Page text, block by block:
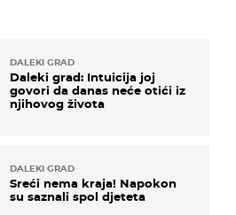
DALEKI GRAD
Daleki grad: Intuicija joj
govori da danas neće otići iz
njihovog života
DALEKI GRAD
Sreći nema kraja! Napokon
su saznali spol djeteta